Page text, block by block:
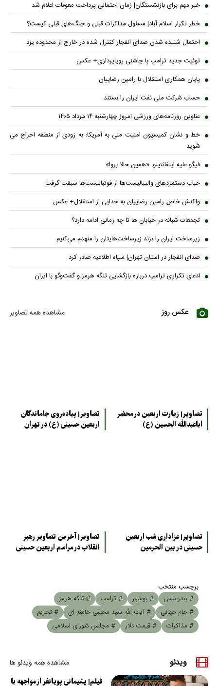
خبر مهم برای بازنشستگان| زمان احتمالی پرداخت معوقات اعلام شد
خطر تکرار اسلام آباد| مسئول مذاکرات قبلی و جنگ‌های قبلی کیست؟
احتمال شنیده شدن صدای انفجار کنترل شده در خارج از محدوده یزد
توئیت جدید ترامپ با چاشنی رویاپردازی+ عکس
پایان همکاری استقلال با رامین رضاییان
حساب‌ شرکت ملی نفت ایران را بستند
عناوین روزنامه‌های ورزشی امروز چهارشنبه ۱۴ مرداد ۱۴۰۵
خط و نشان کمیسیون امنیت ملی به آمریکا: به زودی از منطقه اخراج می
شوید
فیگو علیه اینفانتینو: «همین حالا برو!»
حباب دستمزدهای والیبالیست‌ها از فوتبالیست‌ها سبقت گرفت
واکنش خاص رامین رضاییان به جدایی از استقلال+ عکس
تجمعات شبانه در خیابان ها تا چه زمانی ادامه دارد؟
زیرساخت ایران را بزند زیرساخت‌هایتان را منهدم می‌کنیم
صدای انفجار در استان تهران| سپاه اطلاعیه صادر کرد
ادعای تکراری ترامپ درباره بازگشایی تنگه هرمز و گفت‌وگو با ایران
عکس روز مشاهده همه تصاویر
تصاویر| زیارت اربعین در محضر
اباعبدالله الحسین (ع)
تصاویر| پیاده‌روی جاماندگان
اربعین حسینی (ع) در تهران
تصاویر| عزاداری شب اربعین
حسینی در بین الحرمین
تصاویر| آخرین تصاویر رهبر
انقلاب در مراسم اربعین حسینی
برچسب منتخب
# بندرعباس
# بوشهر # ترامپ
# تنگه هرمز
# جام جهانی
# آیت الله سید مجتبی خامنه ای
# تحریم
# مذاکرات
# قیمت دلار # مجلس شورای اسلامی
ویدئو مشاهده همه ویدئو ها
فیلم| پشیمانی پویانفر از مواجهه با